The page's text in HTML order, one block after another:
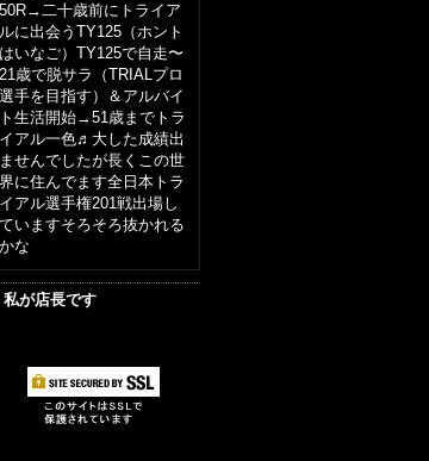
50R→二十歳前にトライア
ルに出会うTY125（ホント
はいなご）TY125で自走〜
21歳で脱サラ（TRIALプロ
選手を目指す）＆アルバイ
ト生活開始→51歳までトラ
イアル一色♬大した成績出
ませんでしたが長くこの世
界に住んでます全日本トラ
イアル選手権201戦出場し
ていますそろそろ抜かれる
かな
私が店長です